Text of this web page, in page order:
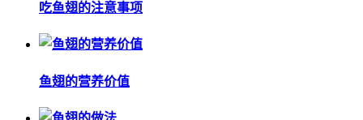
吃鱼翅的注意事项
鱼翅的营养价值